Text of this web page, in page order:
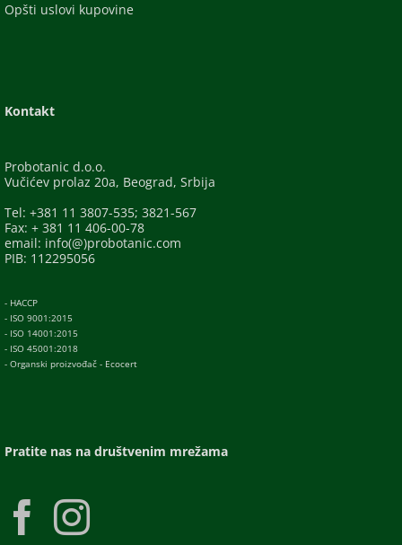
Opšti uslovi kupovine
Kontakt
Probotanic d.o.o.
Vučićev prolaz 20a, Beograd, Srbija
Tel: +381 11 3807-535; 3821-567
Fax: + 381 11 406-00-78
email: info(@)probotanic.com
PIB: 112295056
- HACCP
- ISO 9001:2015
- ISO 14001:2015
- ISO 45001:2018
- Organski proizvođač - Ecocert
Pratite nas na društvenim mrežama